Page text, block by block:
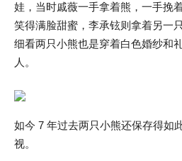
娃，当时戚薇一手拿着熊，一手挽
笑得满脸甜蜜，李承铉则拿着另一
细看两只小熊也是穿着白色婚纱和
人。
如今 7 年过去两只小熊还保存得如
视。